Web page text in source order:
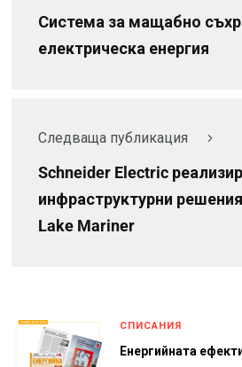
Система за мащабно
електрическа енергия
Следваща публикация
Schneider Electric
инфраструктурни
Lake Mariner
СПИСАНИЯ
Енергийната